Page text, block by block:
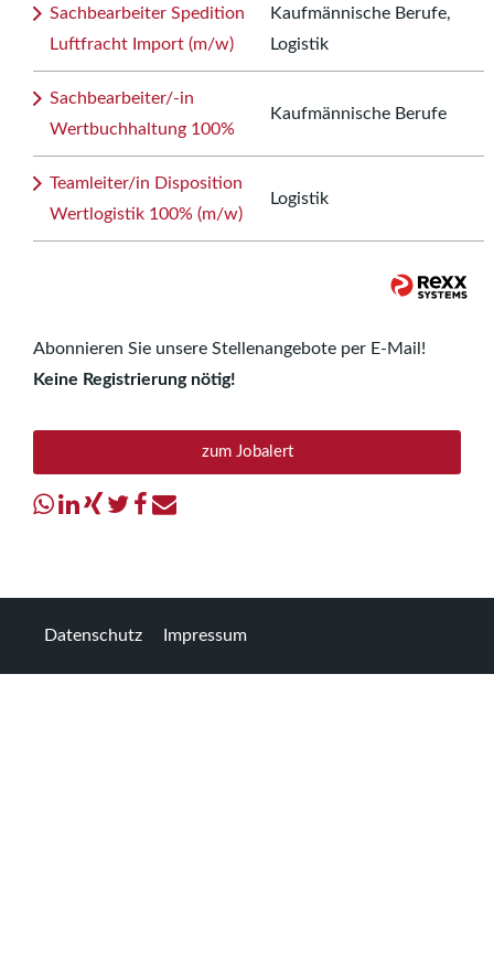
Sachbearbeiter Spedition
Luftfracht Import (m/w)
Kaufmännische Berufe,
Logistik
Sachbearbeiter/-in
Wertbuchhaltung 100%
Kaufmännische Berufe
Teamleiter/in Disposition
Wertlogistik 100% (m/w)
Logistik
Abonnieren Sie unsere Stellenangebote per E-Mail!
Keine Registrierung nötig!
zum Jobalert
Datenschutz Impressum